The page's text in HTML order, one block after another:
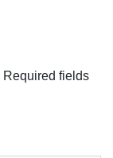
Required fields